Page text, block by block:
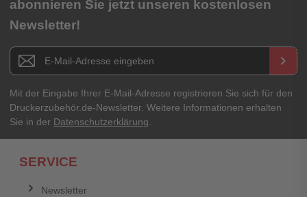
abonnieren Sie jetzt unseren kostenlosen
Newsletter!
Newsletter E-Mail Adresse keyboard_arrow_right
Mit der Eingabe Ihrer E-Mail-Adresse registrieren Sie sich für den
Druckerzubehör.de-Newsletter. Weitere Informationen erhalten
Sie in der Datenschutzerklärung
SERVICE
Newsletter